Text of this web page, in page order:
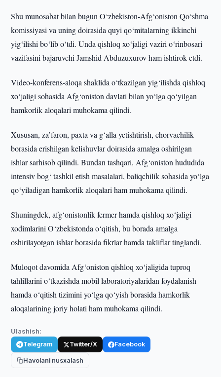
Shu munosabat bilan bugun O‘zbekiston-Afg‘oniston Qo‘shma
komissiyasi va uning doirasida quyi qo‘mitalarning ikkinchi
yig‘ilishi bo‘lib o‘tdi. Unda qishloq xo‘jaligi vaziri o‘rinbosari
vazifasini bajaruvchi Jamshid Abduzuxurov ham ishtirok etdi.
Video-konferens-aloqa shaklida o‘tkazilgan yig‘ilishda qishloq
xo‘jaligi sohasida Afg‘oniston davlati bilan yo‘lga qo‘yilgan
hamkorlik aloqalari muhokama qilindi.
Xususan, za’faron, paxta va g‘alla yetishtirish, chorvachilik
borasida erishilgan kelishuvlar doirasida amalga oshirilgan
ishlar sarhisob qilindi. Bundan tashqari, Afg‘oniston hududida
intensiv bog‘ tashkil etish masalalari, baliqchilik sohasida yo‘lga
qo‘yiladigan hamkorlik aloqalari ham muhokama qilindi.
Shuningdek, afg‘onistonlik fermer hamda qishloq xo‘jaligi
xodimlarini O‘zbekistonda o‘qitish, bu borada amalga
oshirilayotgan ishlar borasida fikrlar hamda takliflar tinglandi.
Muloqot davomida Afg‘oniston qishloq xo‘jaligida tuproq
tahlillarini o‘tkazishda mobil laboratoriyalaridan foydalanish
hamda o‘qitish tizimini yo‘lga qo‘yish borasida hamkorlik
aloqalarining joriy holati ham muhokama qilindi.
Ulashish:
Telegram Twitter/X Facebook
Havolani nusxalash